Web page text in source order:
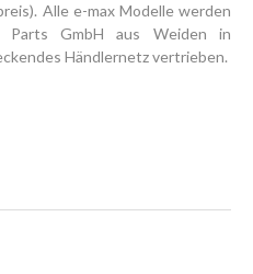
Alle e-max Modelle werden
GmbH aus Weiden in
Händlernetz vertrieben.